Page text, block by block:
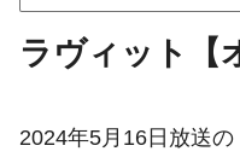
ラヴィット【
2024年5月16日放送